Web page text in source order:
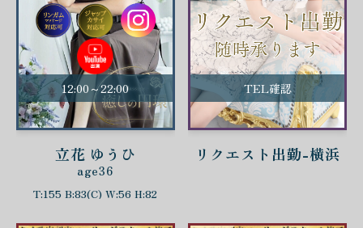
12:00～22:00
立花 ゆうひ
age36
T:155 B:83(C) W:56 H:82
TEL確認
リクエスト出勤-横浜